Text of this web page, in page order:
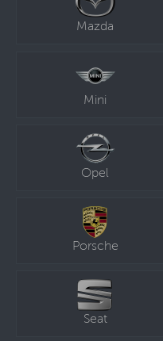
Mazda
Mini
Opel
Porsche
Seat